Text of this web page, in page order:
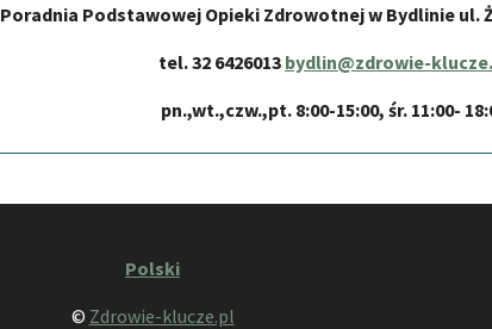
Poradnia Podstawowej Opieki Zdrowotnej w Bydlinie ul.
tel. 32 6426013 bydlin@zdrowie-
pn.,wt.,czw.,pt. 8:00-15:00, śr. 11:00-
Polski
© Zdrowie-klucze.pl